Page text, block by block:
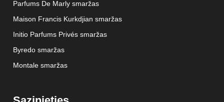
Parfums De Marly smaržas
Maison Francis Kurkdjian smaržas
Initio Parfums Privés smaržas
Byredo smaržas
Montale smaržas